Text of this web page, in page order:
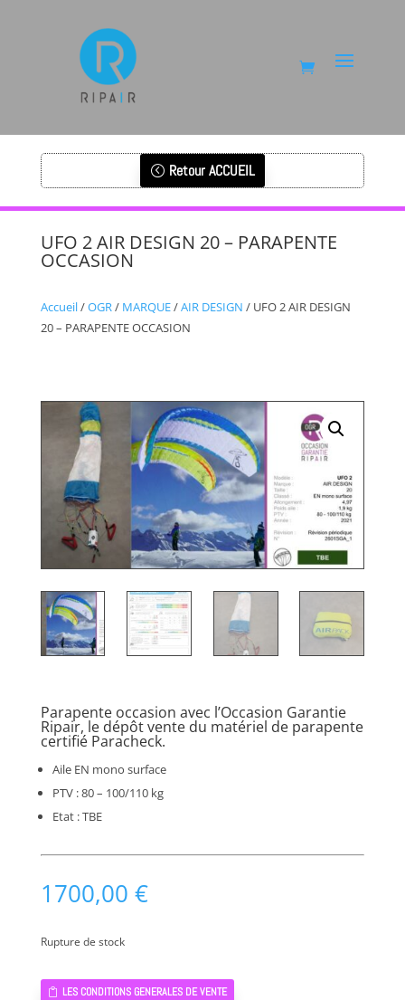
Retour ACCUEIL
UFO 2 AIR DESIGN 20 – PARAPENTE
OCCASION
Accueil/OGR/ MARQUE/AIR DESIGN / UFO 2 AIR DESIGN
20 – PARAPENTE OCCASION
Parapente occasion avec l’Occasion Garantie
Ripair, le dépôt vente du matériel de parapente
certifié Paracheck.
Aile EN mono surface
PTV : 80 – 100/110 kg
Etat : TBE
1700,00 €
Rupture de stock
LES CONDITIONS GENERALES DE VENTE